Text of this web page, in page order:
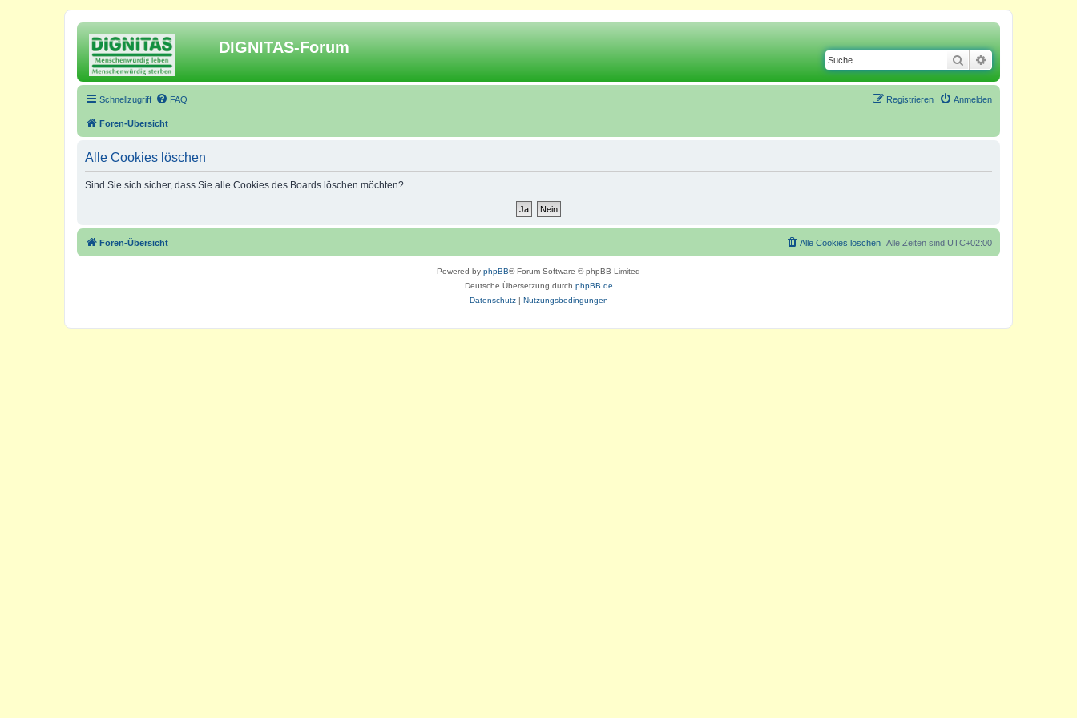
DIGNITAS-Forum
Suche
Schnellzugriff FAQ Anmelden
Registrieren
Foren-Übersicht
Alle Cookies löschen
Sind Sie sich sicher, dass Sie alle Cookies des Boards löschen möchten?
Foren-Übersicht Alle Zeiten sind UTC+02:00
Alle Cookies löschen
Powered by phpBB® Forum Software © phpBB Limited
Deutsche Übersetzung durch phpBB.de
Datenschutz| Nutzungsbedingungen